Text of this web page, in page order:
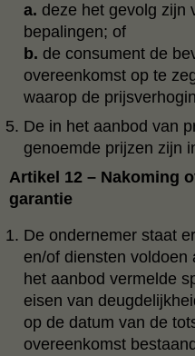
a. deze het gevolg zijn
bepalingen; of
b. de consument de
overeenkomst op te
waarop de
De in het aanbod van
genoemde prijzen zijn
Artikel 12 – Nakoming
garantie
De ondernemer staat
en/of diensten voldoen
het aanbod vermelde
eisen van
op de datum van de
overeenkomst